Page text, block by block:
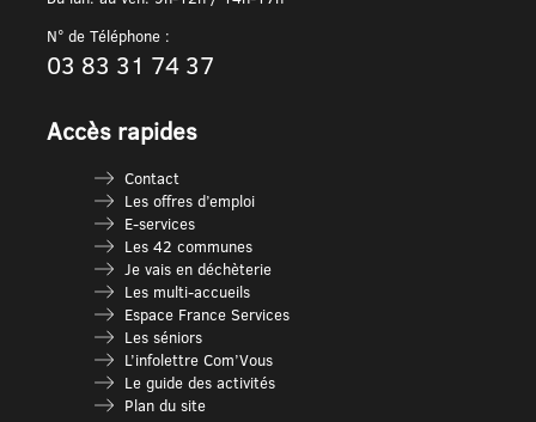
N° de Téléphone :
03 83 31 74 37
Accès rapides
Contact
Les offres d’emploi
E-services
Les 42 communes
Je vais en déchèterie
Les multi-accueils
Espace France Services
Les séniors
L’infolettre Com’Vous
Le guide des activités
Plan du site